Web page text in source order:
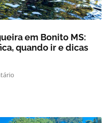
em Bonito MS:
quando ir e dicas